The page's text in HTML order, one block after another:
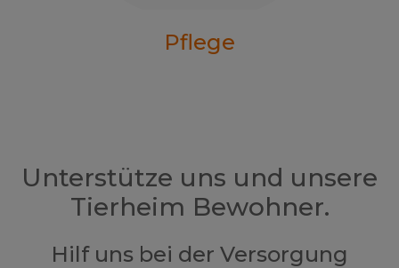
Pflege
Unterstütze uns und unsere
Tierheim Bewohner.
Hilf uns bei der Versorgung